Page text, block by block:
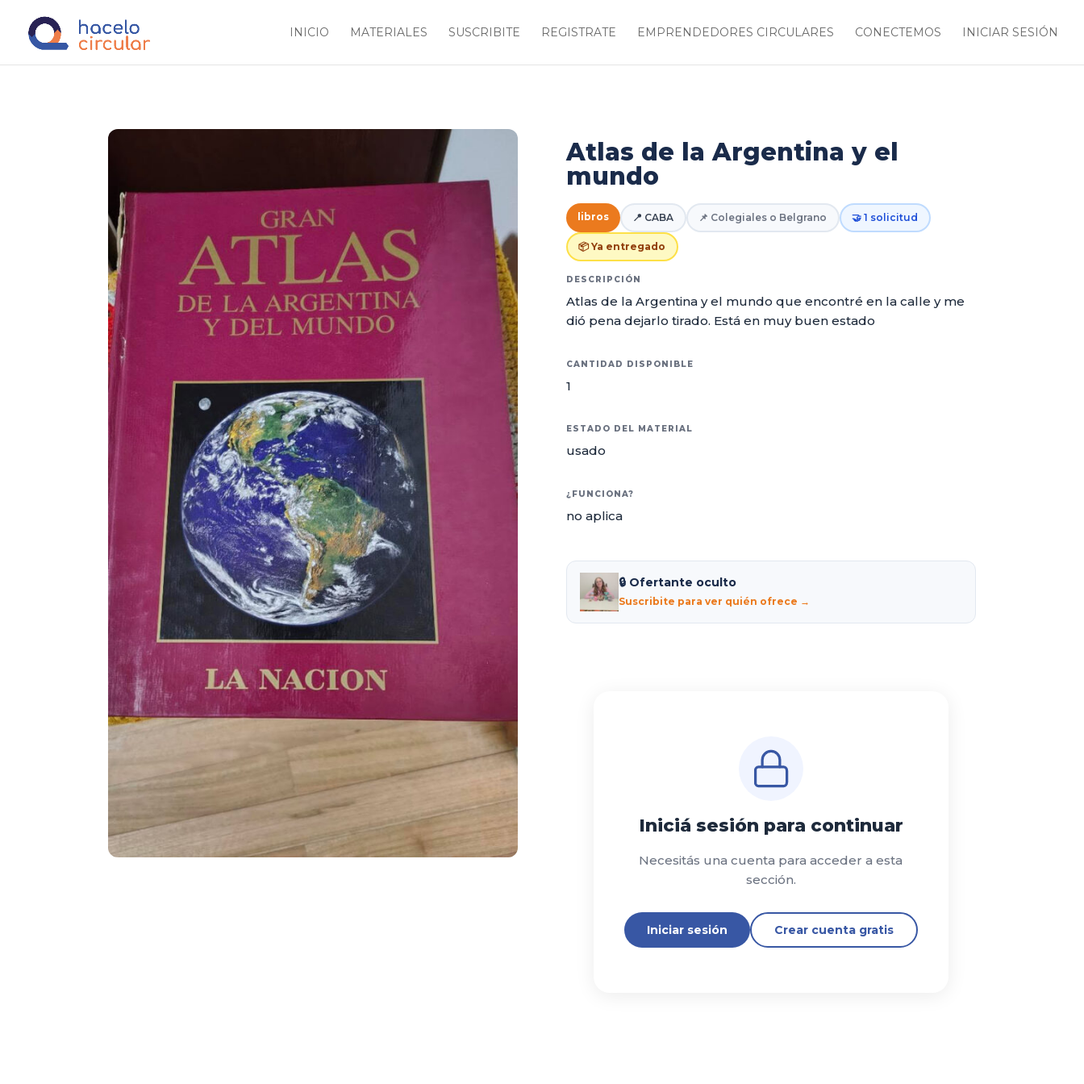
INICIO MATERIALES SUSCRIBITE REGISTRATE EMPRENDEDORES CIRCULARES CONECTEMOS INICIAR SESIÓN
Atlas de la Argentina y el
mundo
libros 📍 CABA 📌 Colegiales o Belgrano 🤝 1 solicitud
📦 Ya entregado
DESCRIPCIÓN
Atlas de la Argentina y el mundo que encontré en la calle y me
dió pena dejarlo tirado. Está en muy buen estado
CANTIDAD DISPONIBLE
1
ESTADO DEL MATERIAL
usado
¿FUNCIONA?
no aplica
🔒 Ofertante oculto
Suscribite para ver quién ofrece →
Iniciá sesión para continuar
Necesitás una cuenta para acceder a esta
sección.
Iniciar sesión Crear cuenta gratis